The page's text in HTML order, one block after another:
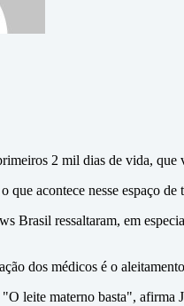
2 mil dias de vida, que
que acontece nesse espaço
Brasil ressaltaram, em
dos médicos é o
leite materno basta",